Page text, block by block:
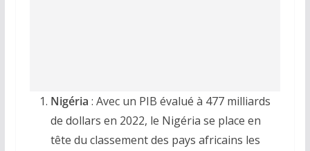
Nigéria : Avec un PIB évalué à 477 milliards
de dollars en 2022, le Nigéria se place en
tête du classement des pays africains les